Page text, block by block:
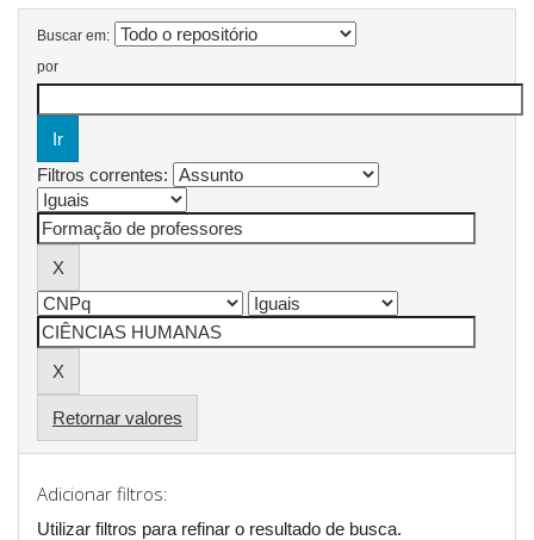
Buscar em:
por
Filtros correntes:
Retornar valores
Adicionar filtros:
Utilizar filtros para refinar o resultado de busca.